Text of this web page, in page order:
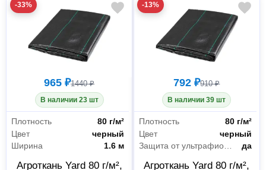
-33%
965 ₽1440 ₽
В наличии 23 шт
Плотность
80 г/м²
Цвет
черный
Ширина
1.6 м
Агроткань Yard 80 г/м²,
-13%
792 ₽910 ₽
В наличии 39 шт
Плотность
80 г/м²
Цвет
черный
Защита от ультрафиолета
да
Агроткань Yard 80 г/м²,